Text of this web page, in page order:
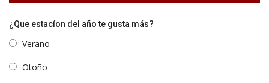
¿Que estacíon del año te gusta más?
Verano
Otoño